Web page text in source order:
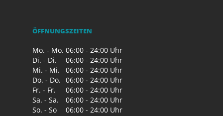
ÖFFNUNGSZEITEN
Mo. - Mo. 06:00 - 24:00 Uhr
Di. - Di.
06:00 - 24:00 Uhr
Mi. - Mi.
06:00 - 24:00 Uhr
Do. - Do. 06:00 - 24:00 Uhr
Fr. - Fr.
06:00 - 24:00 Uhr
Sa. - Sa.
06:00 - 24:00 Uhr
So. - So
06:00 - 24:00 Uhr